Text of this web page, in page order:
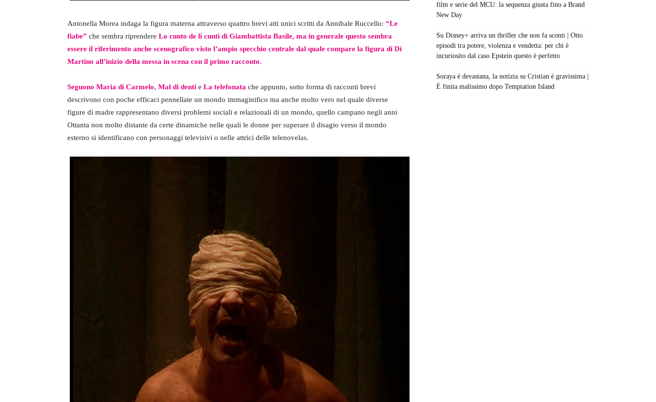
Antonella Morea indaga la figura materna attraverso quattro brevi atti unici scritti da Annibale Ruccello: “Le
fiabe” che sembra riprendere Lo cunto de li cunti di Giambattista Basile, ma in generale questo sembra
essere il riferimento anche scenografico visto l’ampio specchio centrale dal quale compare la figura di Di
Martino all’inizio della messa in scena con il primo racconto.
Seguono Maria di Carmelo, Mal di denti e La telefonata che appunto, sotto forma di racconti brevi
descrivono con poche efficaci pennellate un mondo immaginifico ma anche molto vero nel quale diverse
figure di madre rappresentano diversi problemi sociali e relazionali di un mondo, quello campano negli anni
Ottanta non molto distante da certe dinamiche nelle quali le donne per superare il disagio verso il mondo
esterno si identificano con personaggi televisivi o nelle attrici delle telenovelas.
film e serie del MCU: la sequenza giusta fino a Brand
New Day
Su Disney+ arriva un thriller che non fa sconti | Otto
episodi tra potere, violenza e vendetta: per chi è
incuriosito dal caso Epstein questo è perfetto
Soraya è devastana, la notizia su Cristian è gravissima |
È finita malissimo dopo Temptation Island